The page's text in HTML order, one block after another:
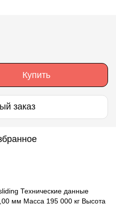
Купить
заказ
Технические данные
мм Масса 195 000 кг Высота